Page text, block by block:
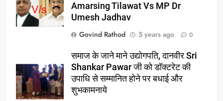
Amarsing Tilawat Vs MP Dr
Umesh Jadhav
Govind Rathod
5 years ago 0
समाज के जाने माने उद्योगपति, दानवीर Sri
Shankar Pawar जी को डॉक्टरेट की
उपाधि से सम्मानित होने पर बधाई और
शुभकामनाये